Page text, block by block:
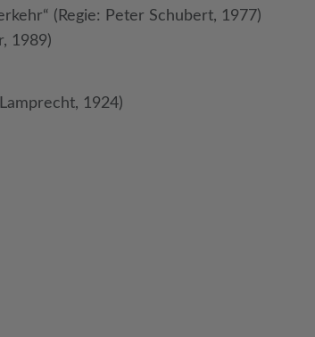
(Regie: Peter Schubert, 1977)
1989)
1924)